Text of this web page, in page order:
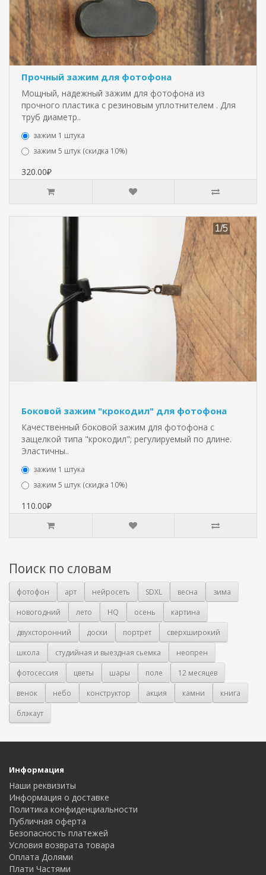
Прочный зажим для фотофона
Мощный, надежный зажим для фотофона из
прочного пластика с резиновым уплотнителем . Для
труб диаметр..
зажим 1 штука
зажим 5 штук (скидка 10%)
320.00₽
Боковой зажим "крокодил" для фотофона
Качественный боковой зажим для фотофона с
защелкой типа "крокодил"; регулируемый по длине.
Эластичны..
зажим 1 штука
зажим 5 штук (скидка 10%)
110.00₽
Поиск по словам
фотофон арт нейросеть SDXL весна
зима
новогодний
лето HQ осень
картина
двухсторонний
доски портрет
сверхширокий
школа
студийная и выездная сьемка
неопрен
фотосессия
цветы шары поле
12 месяцев
венок
небо конструктор акция камни
книга
блэкаут
Информация
Наши реквизиты
Информация о доставке
Политика конфиденциальности
Публичная оферта
Безопасность платежей
Условия возврата товара
Оплата Долями
Плати Частями